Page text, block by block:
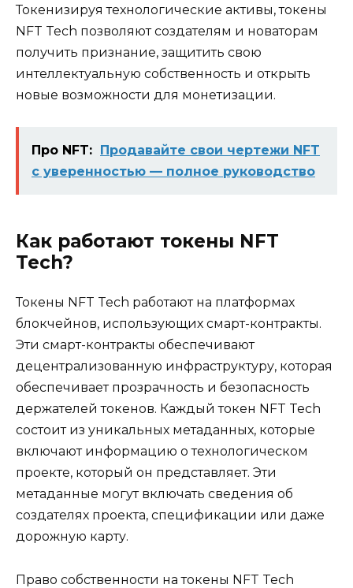
Токенизируя технологические активы, токены
NFT Tech позволяют создателям и новаторам
получить признание, защитить свою
интеллектуальную собственность и открыть
новые возможности для монетизации.
Про NFT:
Продавайте свои чертежи NFT
с уверенностью — полное руководство
Как работают токены NFT
Tech?
Токены NFT Tech работают на платформах
блокчейнов, использующих смарт-контракты.
Эти смарт-контракты обеспечивают
децентрализованную инфраструктуру, которая
обеспечивает прозрачность и безопасность
держателей токенов. Каждый токен NFT Tech
состоит из уникальных метаданных, которые
включают информацию о технологическом
проекте, который он представляет. Эти
метаданные могут включать сведения об
создателях проекта, спецификации или даже
дорожную карту.
Право собственности на токены NFT Tech